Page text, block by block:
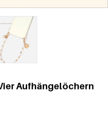
Aufhängelöchern